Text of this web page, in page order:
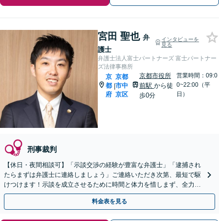
宮田 聖也 弁
護士
インタビューを
見る
弁護士法人富士パートナーズ 富士パートナー
ズ法律事務所
京
都
府
|
京都
市中
京区
京都市役所
前駅 から徒
歩0分
営業時間：09:0
0~22:00（平
日）
刑事裁判
【休日・夜間相談可】「示談交渉の経験が豊富な弁護士」「逮捕され
たらまずは弁護士に連絡しましょう」ご連絡いただき次第、最短で駆
けつけます！示談を成立させるために時間と体力を惜しまず、全力対
応「罪を犯した方の社会復帰を応援します／更生サポート」
料金表を見る